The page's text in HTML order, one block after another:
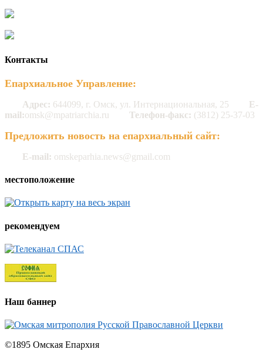
Контакты
Епархиальное Управление:
Адрес: 644099, г. Омск, ул. Интернациональная, 25
E-
mail:omsk@mpatriarchia.ru Телефон-факс: (3812) 25-37-03
Предложить новость на епархиальный сайт:
E-mail: omskeparhia.news@gmail.com
местоположение
рекомендуем
Наш баннер
©1895 Омская Епархия